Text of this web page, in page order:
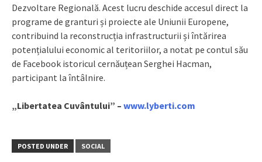
Dezvoltare Regională. Acest lucru deschide accesul direct la
programe de granturi și proiecte ale Uniunii Europene,
contribuind la reconstrucția infrastructurii și întărirea
potențialului economic al teritoriilor, a notat pe contul său
de Facebook istoricul cernăuțean Serghei Hacman,
participant la întâlnire.
„Libertatea Cuvântului” – www.lyberti.com
POSTED UNDER SOCIAL